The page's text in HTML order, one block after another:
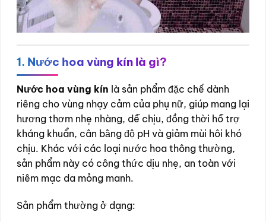
1. Nước hoa vùng kín là gì?
Nước hoa vùng kín là sản phẩm đặc chế dành
riêng cho vùng nhạy cảm của phụ nữ, giúp mang lại
hương thơm nhẹ nhàng, dễ chịu, đồng thời hỗ trợ
kháng khuẩn, cân bằng độ pH và giảm mùi hôi khó
chịu. Khác với các loại nước hoa thông thường,
sản phẩm này có công thức dịu nhẹ, an toàn với
niêm mạc da mỏng manh.
Sản phẩm thường ở dạng: